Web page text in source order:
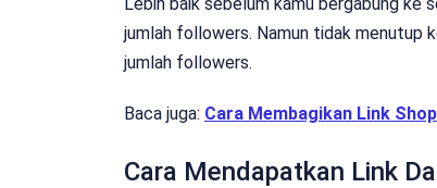
jumlah followers. Namun tidak menutup
jumlah followers.
Baca juga: Cara Membagikan Link
Cara Mendapatkan Link